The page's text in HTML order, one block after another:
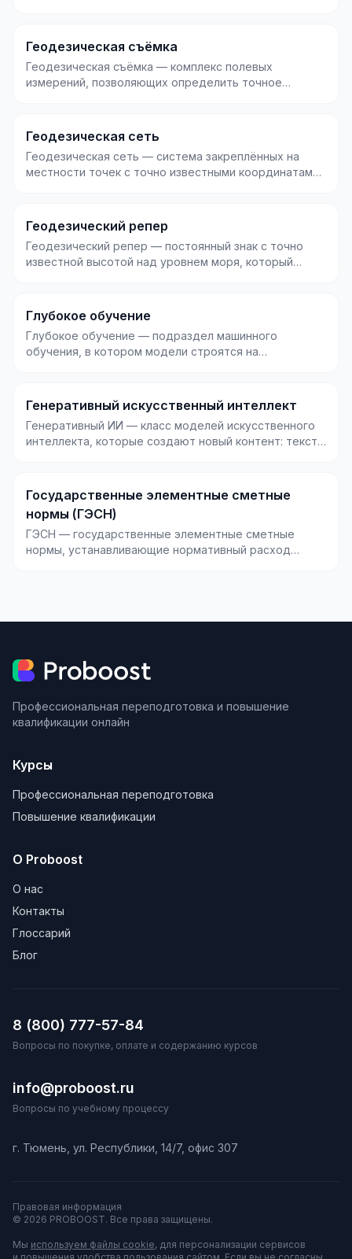
Геодезическая съёмка
Геодезическая съёмка — комплекс полевых
измерений, позволяющих определить точное
Геодезическая сеть
Геодезическая сеть — система закреплённых на
местности точек с точно известными координатами,
Геодезический репер
Геодезический репер — постоянный знак с точно
известной высотой над уровнем моря, который
Глубокое обучение
Глубокое обучение — подраздел машинного
обучения, в котором модели строятся на
Генеративный искусственный интеллект
Генеративный ИИ — класс моделей искусственного
интеллекта, которые создают новый контент: текст,
Государственные элементные сметные
нормы (ГЭСН)
ГЭСН — государственные элементные сметные
нормы, устанавливающие нормативный расход
Профессиональная переподготовка и повышение
квалификации онлайн
Курсы
Профессиональная переподготовка
Повышение квалификации
О Proboost
О нас
Контакты
Глоссарий
Блог
8 (800) 777-57-84
Вопросы по покупке, оплате и содержанию курсов
info@proboost.ru
Вопросы по учебному процессу
г. Тюмень, ул. Республики, 14/7, офис 307
Правовая информация
© 2026 PROBOOST. Все права защищены.
Мы используем файлы cookie, для персонализации сервисов